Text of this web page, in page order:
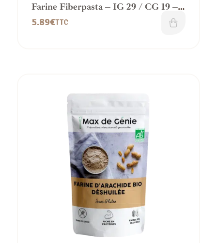
Farine Fiberpasta – IG 29 / CG 19 – 1
Kg
5.89€TTC